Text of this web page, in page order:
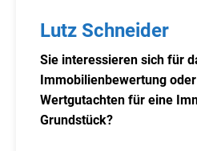
Lutz Schneider
Sie interessieren sich für
Immobilienbewertung
Wertgutachten für eine
Grundstück?